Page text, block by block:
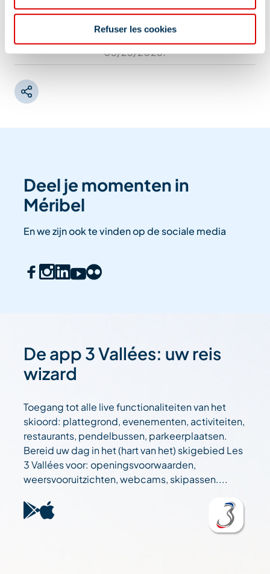
Refuser les cookies
03/23/2026.
Deel je momenten in
Méribel
En we zijn ook te vinden op de sociale media
De app 3 Vallées: uw reis
wizard
Toegang tot alle live functionaliteiten van het
skioord: plattegrond, evenementen, activiteiten,
restaurants, pendelbussen, parkeerplaatsen.
Bereid uw dag in het (hart van het) skigebied Les
3 Vallées voor: openingsvoorwaarden,
weersvooruitzichten, webcams, skipassen....